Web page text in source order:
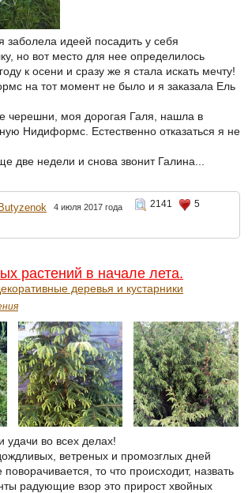
заболела идеей посадить у себя
но вот место для нее определилось
к осени и сразу же я стала искать мечту!
на тот момент не было и я заказала Ель
черешни, моя дорогая Галя, нашла в
Нидиформс. Естественно отказаться я не
две недели и снова звонит Галина...
4 июля 2017 года 2141
5
растений в начале лета.
деревья и кустарники
удачи во всех делах!
ветреных и промозглых дней
поворачивается, то что происходит, назвать
радующие взор это прирост хвойных